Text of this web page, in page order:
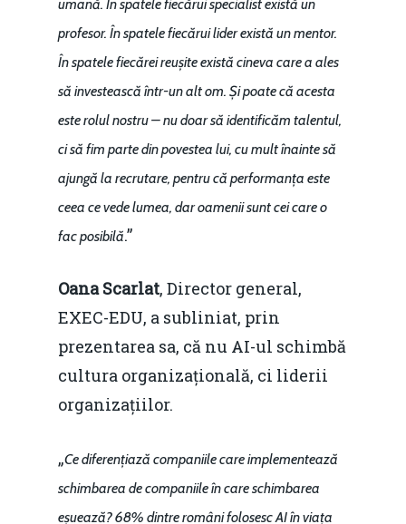
umană. În spatele fiecărui specialist există un
profesor. În spatele fiecărui lider există un mentor.
În spatele fiecărei reușite există cineva care a ales
să investească într-un alt om. Și poate că acesta
este rolul nostru – nu doar să identificăm talentul,
ci să fim parte din povestea lui, cu mult înainte să
ajungă la recrutare, pentru că performanța este
ceea ce vede lumea, dar oamenii sunt cei care o
fac posibilă.”
Oana Scarlat, Director general,
EXEC-EDU, a subliniat, prin
prezentarea sa, că nu AI-ul schimbă
cultura organizațională, ci liderii
organizațiilor.
„Ce diferențiază companiile care implementează
schimbarea de companiile în care schimbarea
eșuează? 68% dintre români folosesc AI în viața